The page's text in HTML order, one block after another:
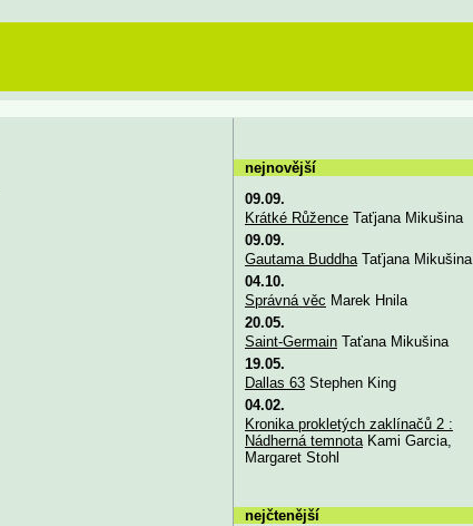
nejnovější
09.09.
Krátké RůženceTaťjana Mikušina
09.09.
Gautama BuddhaTaťjana Mikušina
04.10.
Správná věc Marek Hnila
20.05.
Saint-GermainTaťana Mikušina
19.05.
Dallas 63Stephen King
04.02.
Kronika prokletých zaklínačů 2 :
Nádherná temnotaKami Garcia,
Margaret Stohl
nejčtenější